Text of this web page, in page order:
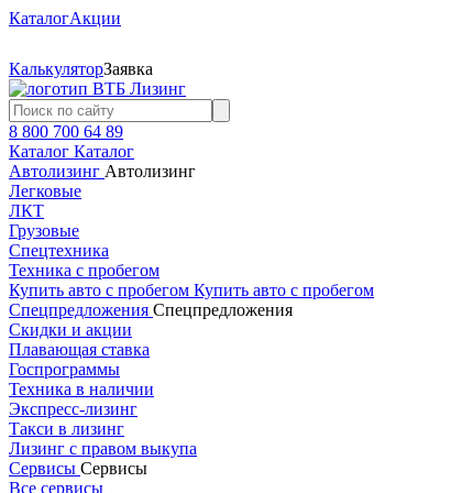
КаталогАкции
КалькуляторЗаявка
8 800 700 64 89
Каталог Каталог
Автолизинг Автолизинг
Легковые
ЛКТ
Грузовые
Спецтехника
Техника с пробегом
Купить авто с пробегом Купить авто с пробегом
Спецпредложения Спецпредложения
Скидки и акции
Плавающая ставка
Госпрограммы
Техника в наличии
Экспресс-лизинг
Такси в лизинг
Лизинг с правом выкупа
Сервисы Сервисы
Все сервисы